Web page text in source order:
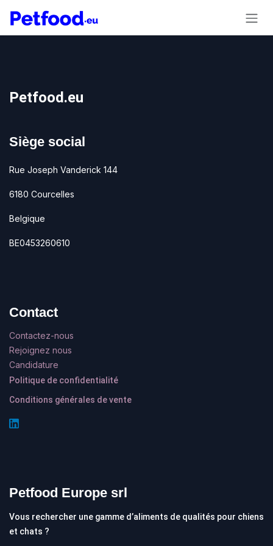
Petfood.eu
Siège social
Rue Joseph Vanderick 144
6180 Courcelles
Belgique
BE0453260610
Contact
Contactez-nous
Rejoignez nous
Candidature
Politique de confidentialité
Conditions générales de vente
Petfood Europe srl
Vous rechercher une gamme d’aliments de qualités pour chiens
et chats ?